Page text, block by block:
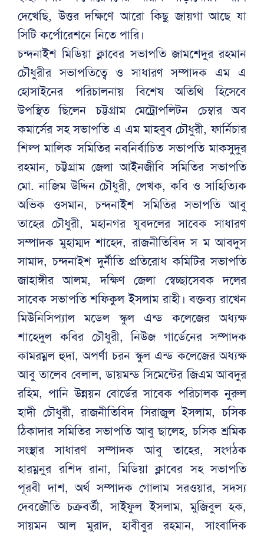
দেখেছি, উত্তর দক্ষিণে আরো কিছু জায়গা আছে যা
সিটি কর্পোরেশনে নিতে পারি।
চন্দনাইশ মিডিয়া ক্লাবের সভাপতি জামশেদুর রহমান
চৌধুরীর সভাপতিত্বে ও সাধারণ সম্পাদক এম এ
হোসাইনের পরিচালনায় বিশেষ অতিথি হিসেবে
উপস্থিত ছিলেন চট্টগ্রাম মেট্রোপলিটন চেম্বার অব
কমার্সের সহ সভাপতি এ এম মাহবুব চৌধুরী, ফার্নিচার
শিল্প মালিক সমিতির নবনির্বাচিত সভাপতি মাকসুদুর
রহমান, চট্টগ্রাম জেলা আইনজীবি সমিতির সভাপতি
মো. নাজিম উদ্দিন চৌধুরী, লেখক, কবি ও সাহিত্যিক
অভিক ওসমান, চন্দনাইশ সমিতির সভাপতি আবু
তাহের চৌধুরী, মহানগর যুবদলের সাবেক সাধারণ
সম্পাদক মুহাম্মদ শাহেদ, রাজনীতিবিদ স ম আবদুস
সামাদ, চন্দনাইশ দুর্নীতি প্রতিরোধ কমিটির সভাপতি
জাহাঙ্গীর আলম, দক্ষিণ জেলা স্বেচ্ছাসেবক দলের
সাবেক সভাপতি শফিকুল ইসলাম রাহী। বক্তব্য রাখেন
মিউনিসিপ্যাল মডেল স্কুল এন্ড কলেজের অধ্যক্ষ
শাহেদুল কবির চৌধুরী, নিউজ গার্ডেনের সম্পাদক
কামরম্নল হুদা, অপর্ণা চরন স্কুল এন্ড কলেজের অধ্যক্ষ
আবু তালেব বেলাল, ডায়মন্ড সিমেন্টের জিএম আবদুর
রহিম, পানি উন্নয়ন বোর্ডের সাবেক পরিচালক নুরুল
হাদী চৌধুরী, রাজনীতিবিদ সিরাজুল ইসলাম, চসিক
ঠিকাদার সমিতির সভাপতি আবু ছালেহ, চসিক শ্রমিক
সংস্থার সাধারণ সম্পাদক আবু তাহের, সংগঠক
হারম্ননুর রশিদ রানা, মিডিয়া ক্লাবের সহ সভাপতি
পূরবী দাশ, অর্থ সম্পাদক গোলাম সরওয়ার, সদস্য
দেবজৌতি চক্রবর্তী, সাইফুল ইসলাম, মুজিবুল হক,
সায়মন আল মুরাদ, হাবীবুর রহমান, সাংবাদিক